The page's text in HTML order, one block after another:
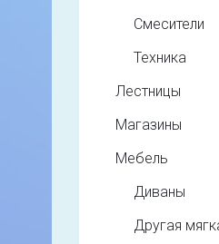
Смесители
Техника
Лестницы
Магазины
Мебель
Диваны
Другая